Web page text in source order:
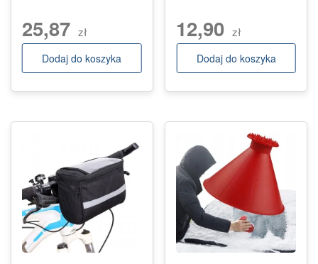
25,87 zł
Dodaj do koszyka
12,90 zł
Dodaj do koszyka